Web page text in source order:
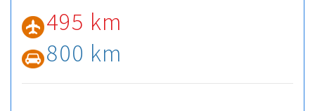
495 km
800 km